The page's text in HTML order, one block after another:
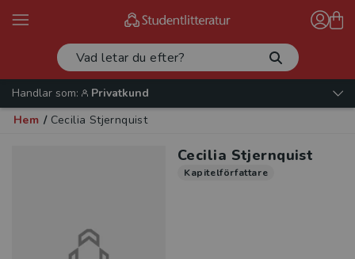
Handlar som:
Privatkund
Hem / Cecilia Stjernquist
Cecilia Stjernquist
Kapitelförfattare